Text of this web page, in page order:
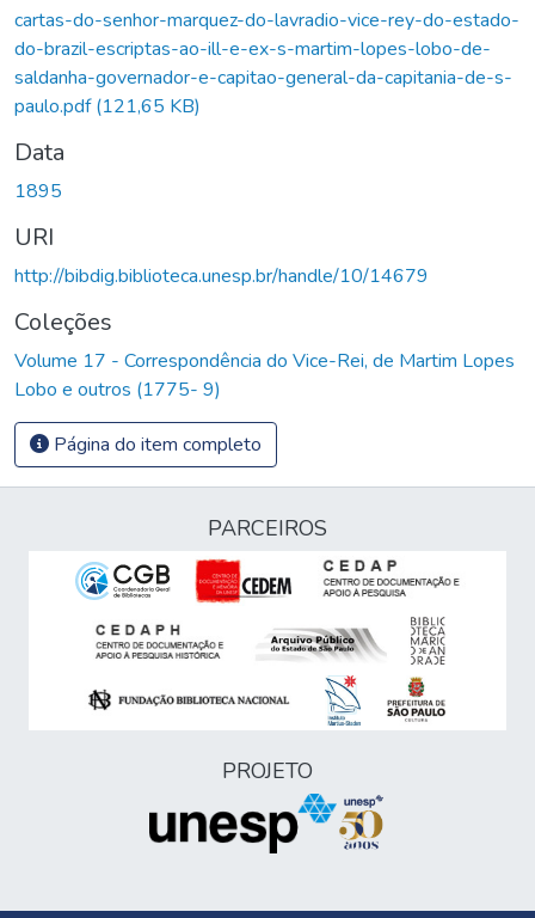
cartas-do-senhor-marquez-do-lavradio-vice-rey-do-estado-
do-brazil-escriptas-ao-ill-e-ex-s-martim-lopes-lobo-de-
saldanha-governador-e-capitao-general-da-capitania-de-s-
paulo.pdf(121,65 KB)
Data
1895
URI
http://bibdig.biblioteca.unesp.br/handle/10/14679
Coleções
Volume 17 - Correspondência do Vice-Rei, de Martim Lopes
Lobo e outros (1775- 9)
Página do item completo
PARCEIROS
PROJETO